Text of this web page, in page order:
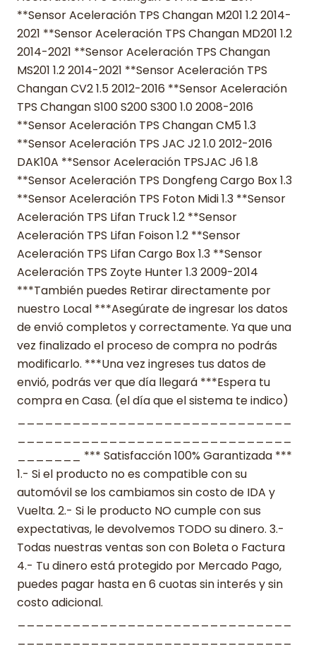
**Sensor Aceleración TPS Changan M201 1.2 2014-
2021 **Sensor Aceleración TPS Changan MD201 1.2
2014-2021 **Sensor Aceleración TPS Changan
MS201 1.2 2014-2021 **Sensor Aceleración TPS
Changan CV2 1.5 2012-2016 **Sensor Aceleración
TPS Changan S100 S200 S300 1.0 2008-2016
**Sensor Aceleración TPS Changan CM5 1.3
**Sensor Aceleración TPS JAC J2 1.0 2012-2016
DAK10A **Sensor Aceleración TPSJAC J6 1.8
**Sensor Aceleración TPS Dongfeng Cargo Box 1.3
**Sensor Aceleración TPS Foton Midi 1.3 **Sensor
Aceleración TPS Lifan Truck 1.2 **Sensor
Aceleración TPS Lifan Foison 1.2 **Sensor
Aceleración TPS Lifan Cargo Box 1.3 **Sensor
Aceleración TPS Zoyte Hunter 1.3 2009-2014
***También puedes Retirar directamente por
nuestro Local ***Asegúrate de ingresar los datos
de envió completos y correctamente. Ya que una
vez finalizado el proceso de compra no podrás
modificarlo. ***Una vez ingreses tus datos de
envió, podrás ver que día llegará ***Espera tu
compra en Casa. (el día que el sistema te indico)
_______ *** Satisfacción 100% Garantizada ***
1.- Si el producto no es compatible con su
automóvil se los cambiamos sin costo de IDA y
Vuelta. 2.- Si le producto NO cumple con sus
expectativas, le devolvemos TODO su dinero. 3.-
Todas nuestras ventas son con Boleta o Factura
4.- Tu dinero está protegido por Mercado Pago,
puedes pagar hasta en 6 cuotas sin interés y sin
costo adicional.